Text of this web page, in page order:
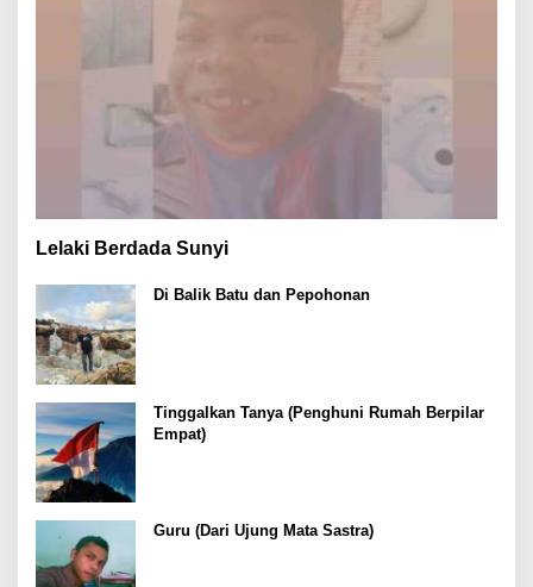
Lelaki Berdada Sunyi
Di Balik Batu dan Pepohonan
Tinggalkan Tanya (Penghuni Rumah Berpilar
Empat)
Guru (Dari Ujung Mata Sastra)